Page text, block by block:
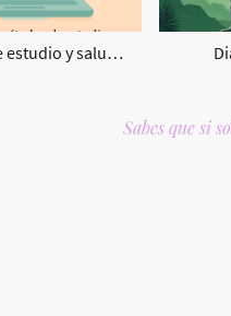
Técnicas de estudio y salud mental
Sabes que si